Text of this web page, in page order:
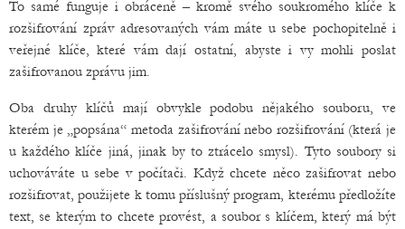
To samé funguje i obráceně – kromě svého soukromého klíče k
rozšifrování zpráv adresovaných vám máte u sebe pochopitelně i
veřejné klíče, které vám dají ostatní, abyste i vy mohli poslat
zašifrovanou zprávu jim.
Oba druhy klíčů mají obvykle podobu nějakého souboru, ve
kterém je „popsána“ metoda zašifrování nebo rozšifrování (která je
u každého klíče jiná, jinak by to ztrácelo smysl). Tyto soubory si
uchováváte u sebe v počítači. Když chcete něco zašifrovat nebo
rozšifrovat, použijete k tomu příslušný program, kterému předložíte
text, se kterým to chcete provést, a soubor s klíčem, který má být